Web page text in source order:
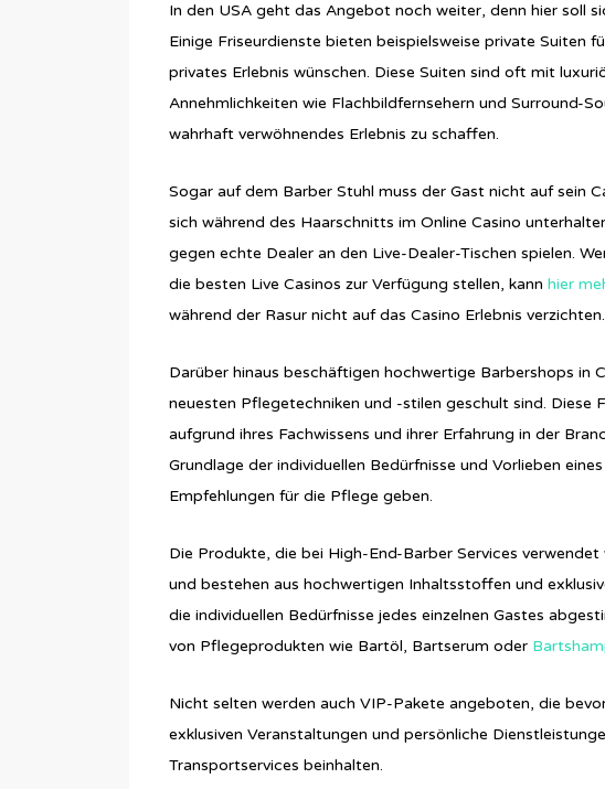
In den USA geht das Angebot noch weiter, denn hier soll
Einige Friseurdienste bieten beispielsweise private Suiten
privates Erlebnis wünschen. Diese Suiten sind oft mit
Annehmlichkeiten wie Flachbildfernsehern und Surround-
wahrhaft verwöhnendes Erlebnis zu schaffen.
Sogar auf dem Barber Stuhl muss der Gast nicht auf sein
sich während des Haarschnitts im Online Casino
gegen echte Dealer an den Live-Dealer-Tischen spielen.
die besten Live Casinos zur Verfügung stellen, kann hier
während der Rasur nicht auf das Casino Erlebnis verzichten.
Darüber hinaus beschäftigen hochwertige Barbershops in
neuesten Pflegetechniken und -stilen geschult sind. Diese
aufgrund ihres Fachwissens und ihrer Erfahrung in der
Grundlage der individuellen Bedürfnisse und Vorlieben
Empfehlungen für die Pflege geben.
Die Produkte, die bei High-End-Barber Services
und bestehen aus hochwertigen Inhaltsstoffen und
die individuellen Bedürfnisse jedes einzelnen Gastes
von Pflegeprodukten wie Bartöl, Bartserum oder
Nicht selten werden auch VIP-Pakete angeboten, die
exklusiven Veranstaltungen und persönliche
Transportservices beinhalten.